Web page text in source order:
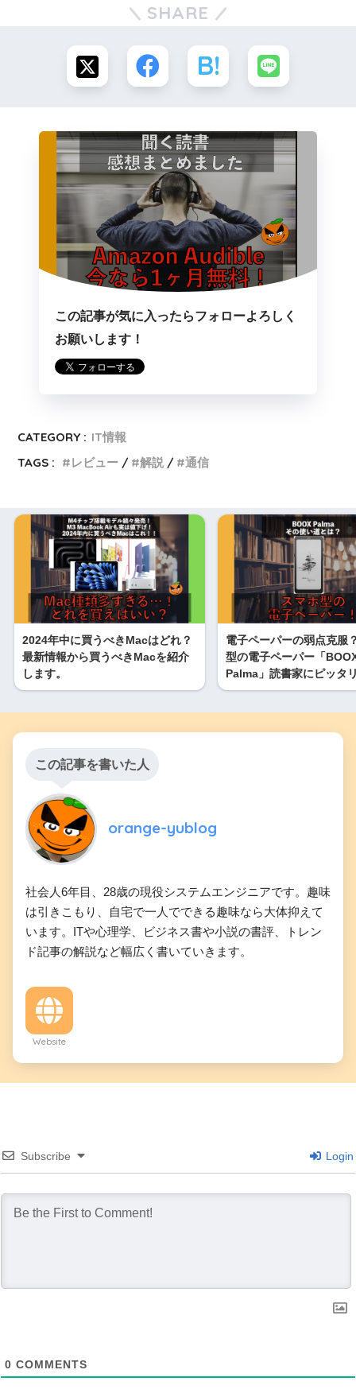
SHARE
この記事が気に入ったらフォローよろしく
お願いします！
CATEGORY : IT情報
TAGS :
レビュー 解説 通信
2024年中に買うべきMacはどれ？
最新情報から買うべきMacを紹介
します。
電子ペーパーの弱点克服
型の電子ペーパー「
Palma」読書家にピッタ
この記事を書いた人
orange-yublog
社会人6年目、28歳の現役システムエンジニアです。趣味
は引きこもり、自宅で一人でできる趣味なら大体抑えて
います。ITや心理学、ビジネス書や小説の書評、トレン
ド記事の解説など幅広く書いていきます。
Website
Subscribe Login
0 COMMENTS